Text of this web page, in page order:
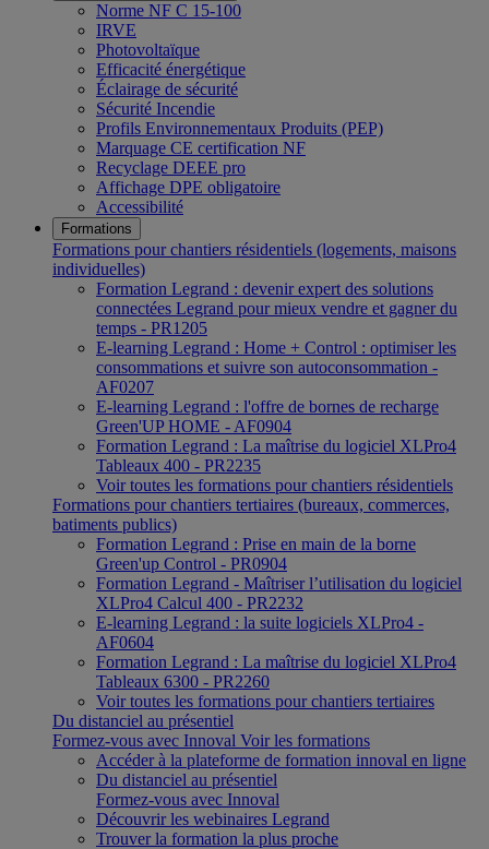
Norme NF C 15-100
IRVE
Photovoltaïque
Efficacité énergétique
Éclairage de sécurité
Sécurité Incendie
Profils Environnementaux Produits (PEP)
Marquage CE certification NF
Recyclage DEEE pro
Affichage DPE obligatoire
Accessibilité
Formations
Formations pour chantiers résidentiels (logements, maisons
individuelles)
Formation Legrand : devenir expert des solutions
connectées Legrand pour mieux vendre et gagner du
temps - PR1205
E-learning Legrand : Home + Control : optimiser les
consommations et suivre son autoconsommation -
AF0207
E-learning Legrand : l'offre de bornes de recharge
Green'UP HOME - AF0904
Formation Legrand : La maîtrise du logiciel XLPro4
Tableaux 400 - PR2235
Voir toutes les formations pour chantiers résidentiels
Formations pour chantiers tertiaires (bureaux, commerces,
batiments publics)
Formation Legrand : Prise en main de la borne
Green'up Control - PR0904
Formation Legrand - Maîtriser l’utilisation du logiciel
XLPro4 Calcul 400 - PR2232
E-learning Legrand : la suite logiciels XLPro4 -
AF0604
Formation Legrand : La maîtrise du logiciel XLPro4
Tableaux 6300 - PR2260
Voir toutes les formations pour chantiers tertiaires
Du distanciel au présentiel
Formez-vous avec Innoval Voir les formations
Accéder à la plateforme de formation innoval en ligne
Du distanciel au présentiel
Formez-vous avec Innoval
Découvrir les webinaires Legrand
Trouver la formation la plus proche